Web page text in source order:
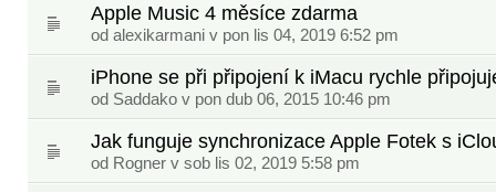
Apple Music 4 měsíce zdarma
od alexikarmani v pon lis 04, 2019 6:52 pm
iPhone se při připojení k iMacu rychle
od Saddako v pon dub 06, 2015 10:46 pm
Jak funguje synchronizace Apple Fotek s
od Rogner v sob lis 02, 2019 5:58 pm